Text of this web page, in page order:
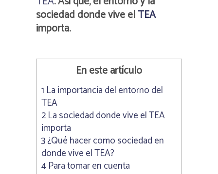
sociedad donde vive elTEA
importa.
En este artículo
1 La importancia del entorno del
TEA
2La sociedad donde vive el TEA
importa
3¿Qué hacer como sociedad en
donde vive el TEA?
4Para tomar en cuenta